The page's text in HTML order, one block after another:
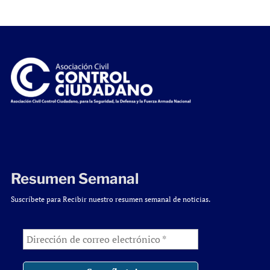
Resumen Semanal
Suscríbete para Recibir nuestro resumen semanal de noticias.